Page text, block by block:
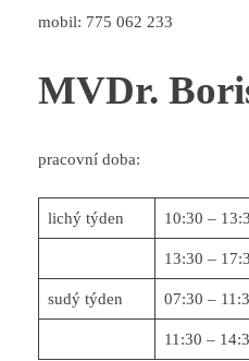
mobil: 775 062 233
MVDr.
pracovní doba:
lichý týden 10:30 –
13:30 –
sudý týden 07:30 –
11:30 –